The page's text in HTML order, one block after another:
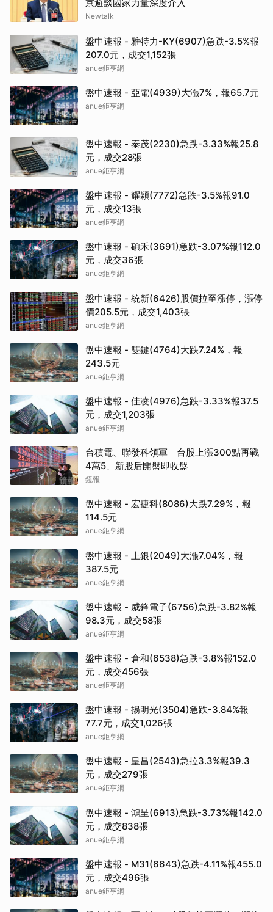
京避談國家力量深度介入
Newtalk
盤中速報 - 雅特力-KY(6907)急跌-3.5%報
207.0元，成交1,152張
anue鉅亨網
盤中速報 - 亞電(4939)大漲7%，報65.7元
anue鉅亨網
盤中速報 - 泰茂(2230)急跌-3.33%報25.8
元，成交28張
anue鉅亨網
盤中速報 - 耀穎(7772)急跌-3.5%報91.0
元，成交13張
anue鉅亨網
盤中速報 - 碩禾(3691)急跌-3.07%報112.0
元，成交36張
anue鉅亨網
盤中速報 - 統新(6426)股價拉至漲停，漲停
價205.5元，成交1,403張
anue鉅亨網
盤中速報 - 雙鍵(4764)大跌7.24%，報
243.5元
anue鉅亨網
盤中速報 - 佳凌(4976)急跌-3.33%報37.5
元，成交1,203張
anue鉅亨網
台積電、聯發科領軍 台股上漲300點再戰
4萬5、新股后開盤即收盤
鏡報
盤中速報 - 宏捷科(8086)大跌7.29%，報
114.5元
anue鉅亨網
盤中速報 - 上銀(2049)大漲7.04%，報
387.5元
anue鉅亨網
盤中速報 - 威鋒電子(6756)急跌-3.82%報
98.3元，成交58張
anue鉅亨網
盤中速報 - 倉和(6538)急跌-3.8%報152.0
元，成交456張
anue鉅亨網
盤中速報 - 揚明光(3504)急跌-3.84%報
77.7元，成交1,026張
anue鉅亨網
盤中速報 - 皇昌(2543)急拉3.3%報39.3
元，成交279張
anue鉅亨網
盤中速報 - 鴻呈(6913)急跌-3.73%報142.0
元，成交838張
anue鉅亨網
盤中速報 - M31(6643)急跌-4.11%報455.0
元，成交496張
anue鉅亨網